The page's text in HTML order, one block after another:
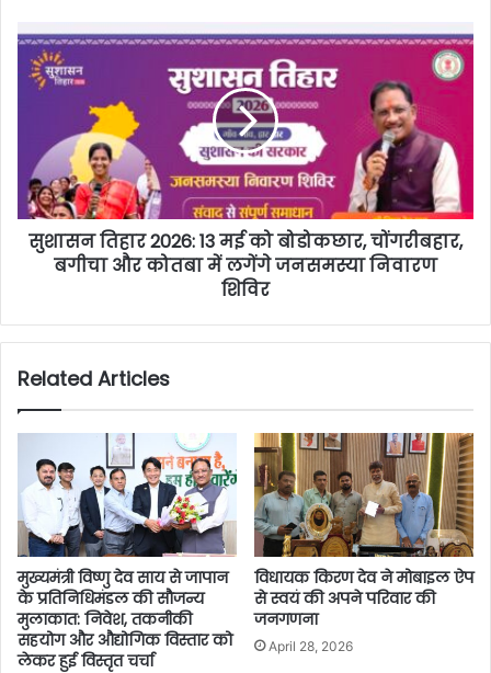
सुशासन तिहार 2026: 13 मई को बोडोकछार, चोंगरीबहार,
बगीचा और कोतबा में लगेंगे जनसमस्या निवारण
शिविर
Related Articles
मुख्यमंत्री विष्णु देव साय से जापान
के प्रतिनिधिमंडल की सौजन्य
मुलाकात: निवेश, तकनीकी
सहयोग और औद्योगिक विस्तार को
लेकर हुई विस्तृत चर्चा
विधायक किरण देव ने मोबाइल ऐप
से स्वयं की अपने परिवार की
जनगणना
April 28, 2026